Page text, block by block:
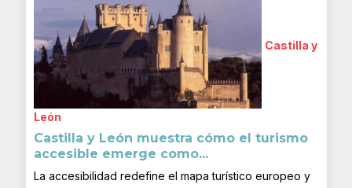
Castilla y
León
Castilla y León muestra cómo el turismo
accesible emerge como...
La accesibilidad redefine el mapa turístico europeo y